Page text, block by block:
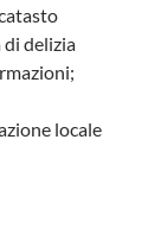
di delizia
locale